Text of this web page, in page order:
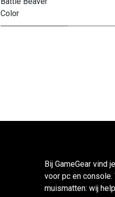
Color
Bij GameGear vind
voor pc en
muismatten: wij